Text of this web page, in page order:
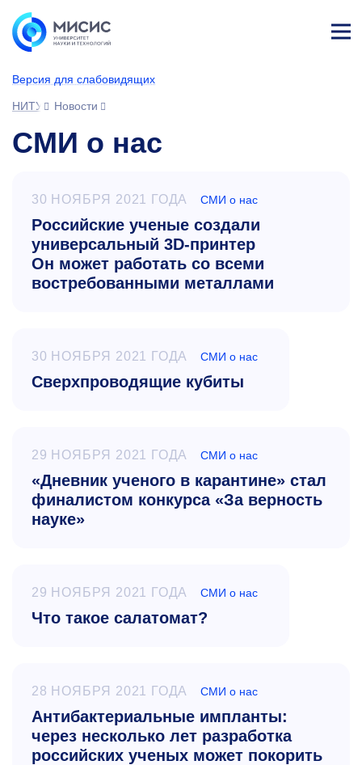
Версия для слабовидящих
НИТУ МИСИС
Новости
СМИ о нас
30 НОЯБРЯ 2021 ГОДА СМИ о нас
Российские ученые создали
универсальный 3D-принтер
Он может работать со всеми
востребованными металлами
30 НОЯБРЯ 2021 ГОДА СМИ о нас
Сверхпроводящие кубиты
29 НОЯБРЯ 2021 ГОДА СМИ о нас
«Дневник ученого в карантине» стал
финалистом конкурса «За верность
науке»
29 НОЯБРЯ 2021 ГОДА СМИ о нас
Что такое салатомат?
28 НОЯБРЯ 2021 ГОДА СМИ о нас
Антибактериальные импланты:
через несколько лет разработка
российских ученых может покорить